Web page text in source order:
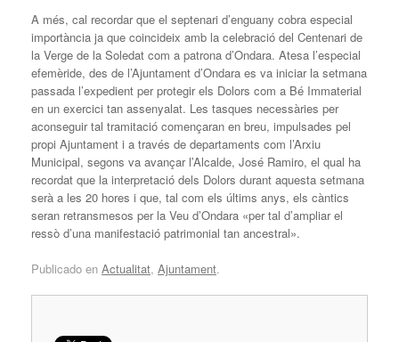
A més, cal recordar que el septenari d’enguany cobra especial
importància ja que coincideix amb la celebració del Centenari de
la Verge de la Soledat com a patrona d’Ondara. Atesa l’especial
efemèride, des de l’Ajuntament d’Ondara es va iniciar la setmana
passada l’expedient per protegir els Dolors com a Bé Immaterial
en un exercici tan assenyalat. Les tasques necessàries per
aconseguir tal tramitació començaran en breu, impulsades pel
propi Ajuntament i a través de departaments com l’Arxiu
Municipal, segons va avançar l’Alcalde, José Ramiro, el qual ha
recordat que la interpretació dels Dolors durant aquesta setmana
serà a les 20 hores i que, tal com els últims anys, els càntics
seran retransmesos per la Veu d’Ondara «per tal d’ampliar el
ressò d’una manifestació patrimonial tan ancestral».
Publicado en Actualitat, Ajuntament.